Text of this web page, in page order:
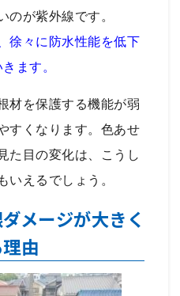
のが紫外線です。
徐々に防水性能を低下
ます。
材を保護する機能が弱
すくなります。色あせ
た目の変化は、こうし
いえるでしょう。
メージが大きく
由